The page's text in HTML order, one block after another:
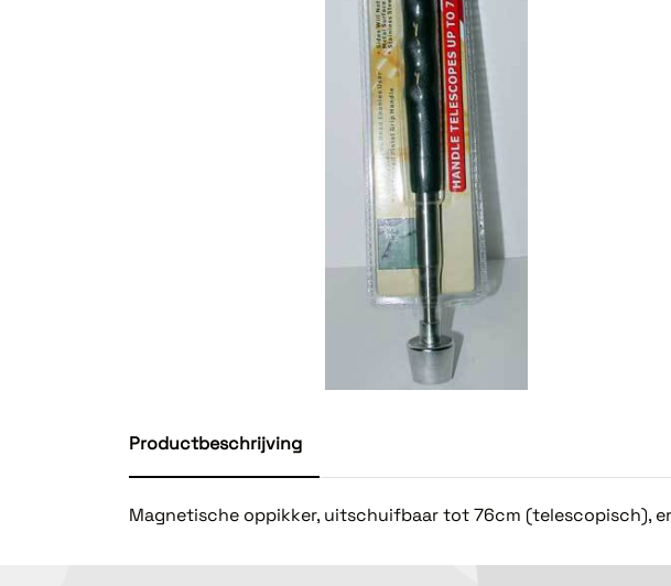
Productbeschrijving
Magnetische oppikker, uitschuifbaar tot 76cm (telescopisch),